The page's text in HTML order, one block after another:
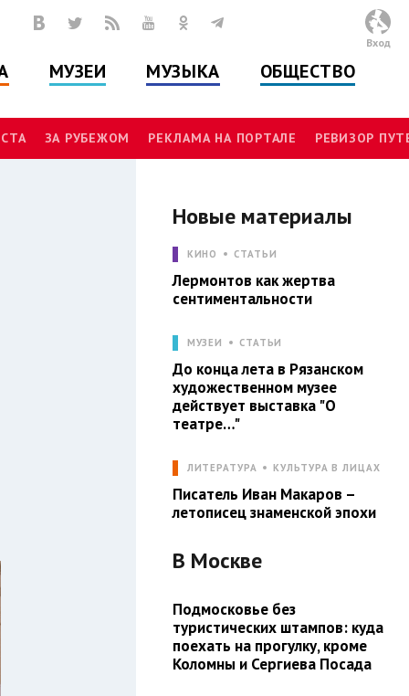
МУЗЕИ МУЗЫКА ОБЩЕСТВО
Вход
ЗА РУБЕЖОМ РЕКЛАМА НА ПОРТАЛЕ РЕВИЗОР
Новые материалы
КИНО СТАТЬИ
Лермонтов как жертва
сентиментальности
МУЗЕИ СТАТЬИ
До конца лета в Рязанском
художественном музее
действует выставка "О
театре…"
ЛИТЕРАТУРА КУЛЬТУРА В ЛИЦАХ
Писатель Иван Макаров –
летописец знаменской эпохи
В Москве
Подмосковье без
туристических штампов: куда
поехать на прогулку, кроме
Коломны и Сергиева Посада